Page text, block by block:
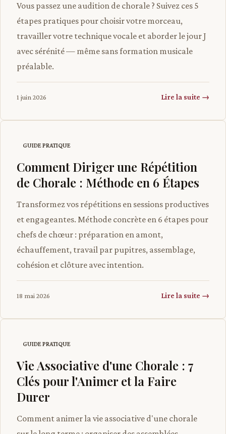
Vous passez une audition de chorale ? Suivez ces 5
étapes pratiques pour choisir votre morceau,
travailler votre technique vocale et aborder le jour J
avec sérénité — même sans formation musicale
préalable.
1 juin 2026 Lire la suite →
GUIDE PRATIQUE
Comment Diriger une Répétition
de Chorale : Méthode en 6 Étapes
Transformez vos répétitions en sessions productives
et engageantes. Méthode concrète en 6 étapes pour
chefs de chœur : préparation en amont,
échauffement, travail par pupitres, assemblage,
cohésion et clôture avec intention.
18 mai 2026 Lire la suite →
GUIDE PRATIQUE
Vie Associative d'une Chorale : 7
Clés pour l'Animer et la Faire
Durer
Comment animer la vie associative d'une chorale